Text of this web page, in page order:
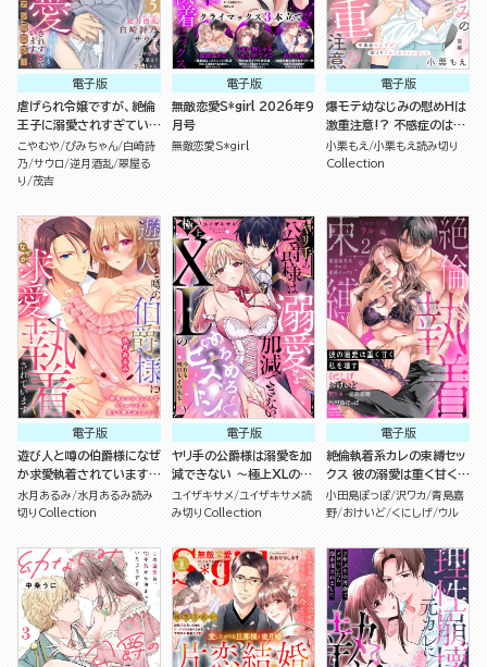
電子版
虐げられ令嬢ですが、絶倫
王子に溺愛されすぎていま
す!?（※昼も夜も）アンソ
ロジー （5）
こやむや ぴみちゃん 白崎詩
乃 サウロ 逆月酒乱 翠屋る
り
茂吉
電子版
無敵恋愛S*girl 2026年9
月号
無敵恋愛S*girl
電子版
爆モテ幼なじみの慰めHは
激重注意!? 不感症のはず
が即イキさせられちゃいま
した（単話版）
小栗もえ
小栗もえ読み切り
Collection
電子版
遊び人と噂の伯爵様になぜ
か求愛執着されています
～絶倫わからセックスでど
ちゅパコ愛を奥まで教え込
水月あるみ 水月あるみ読み
切りCollection
電子版
ヤリ手の公爵様は溺愛を加
減できない ～極上XLのめ
ろめろピストン 今日も明日
も、その先も…～（単話版）
ユイザキサメ
ユイザキサメ読
み切りCollection
電子版
絶倫執着系カレの束縛セッ
クス 彼の溺愛は重く甘く私
を壊す （2）
小田島ぽっぽ 沢ワカ 青島嘉
野 おけいど くにしげ ウル